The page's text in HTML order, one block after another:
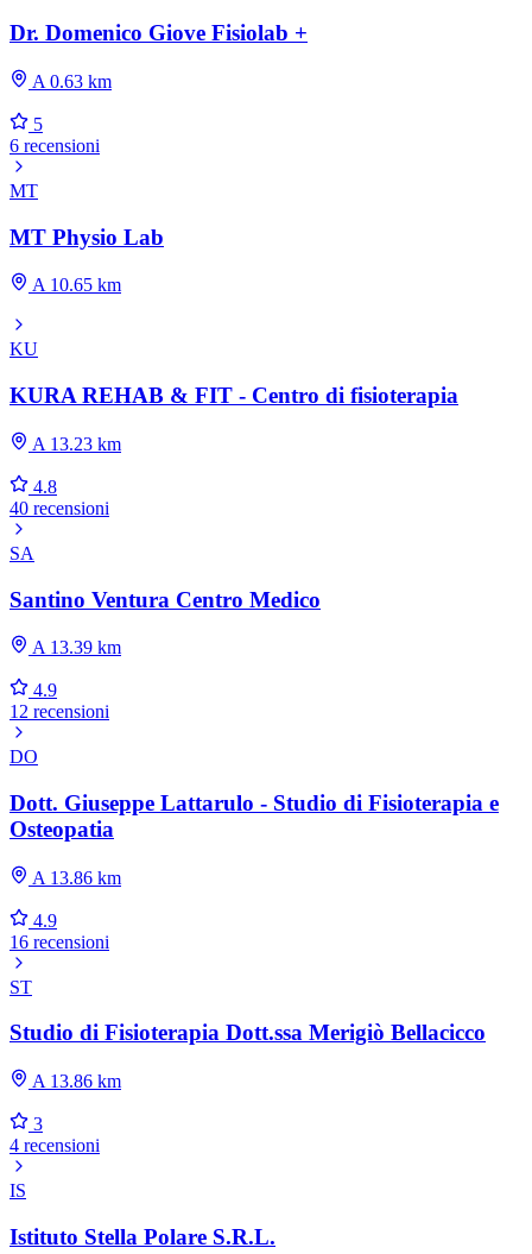
Dr. Domenico Giove Fisiolab +
A 0.63 km
5
6 recensioni
MT
MT Physio Lab
A 10.65 km
KU
KURA REHAB & FIT - Centro di fisioterapia
A 13.23 km
4.8
40 recensioni
SA
Santino Ventura Centro Medico
A 13.39 km
4.9
12 recensioni
DO
Dott. Giuseppe Lattarulo - Studio di Fisioterapia e
Osteopatia
A 13.86 km
4.9
16 recensioni
ST
Studio di Fisioterapia Dott.ssa Merigiò Bellacicco
A 13.86 km
3
4 recensioni
IS
Istituto Stella Polare S.R.L.